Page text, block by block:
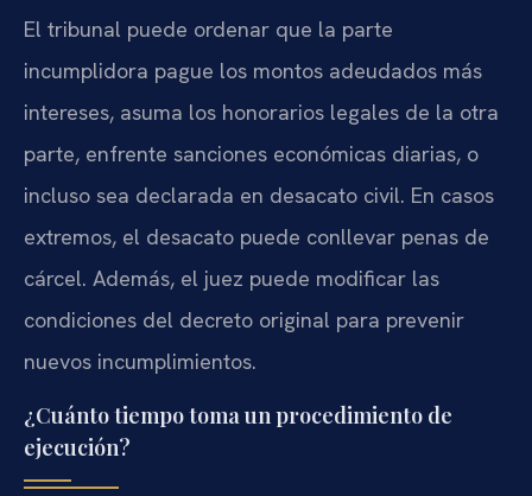
El tribunal puede ordenar que la parte
incumplidora pague los montos adeudados más
intereses, asuma los honorarios legales de la otra
parte, enfrente sanciones económicas diarias, o
incluso sea declarada en desacato civil. En casos
extremos, el desacato puede conllevar penas de
cárcel. Además, el juez puede modificar las
condiciones del decreto original para prevenir
nuevos incumplimientos.
¿Cuánto tiempo toma un procedimiento de
ejecución?